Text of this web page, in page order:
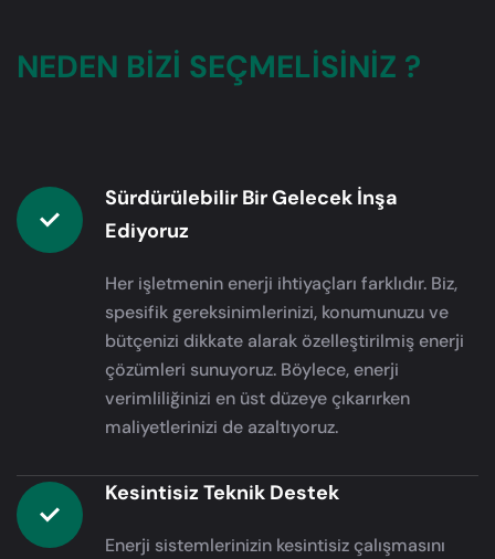
NEDEN BİZİ SEÇMELİSİNİZ ?
Sürdürülebilir Bir Gelecek İnşa
Ediyoruz
Her işletmenin enerji ihtiyaçları farklıdır. Biz,
spesifik gereksinimlerinizi, konumunuzu ve
bütçenizi dikkate alarak özelleştirilmiş enerji
çözümleri sunuyoruz. Böylece, enerji
verimliliğinizi en üst düzeye çıkarırken
maliyetlerinizi de azaltıyoruz.
Kesintisiz Teknik Destek
Enerji sistemlerinizin kesintisiz çalışmasını